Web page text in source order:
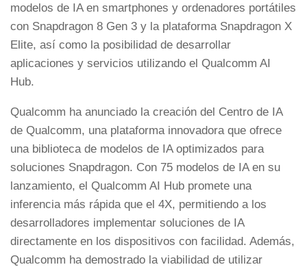
modelos de IA en smartphones y ordenadores portátiles
con Snapdragon 8 Gen 3 y la plataforma Snapdragon X
Elite, así como la posibilidad de desarrollar
aplicaciones y servicios utilizando el Qualcomm AI
Hub.
Qualcomm ha anunciado la creación del Centro de IA
de Qualcomm, una plataforma innovadora que ofrece
una biblioteca de modelos de IA optimizados para
soluciones Snapdragon. Con 75 modelos de IA en su
lanzamiento, el Qualcomm AI Hub promete una
inferencia más rápida que el 4X, permitiendo a los
desarrolladores implementar soluciones de IA
directamente en los dispositivos con facilidad. Además,
Qualcomm ha demostrado la viabilidad de utilizar